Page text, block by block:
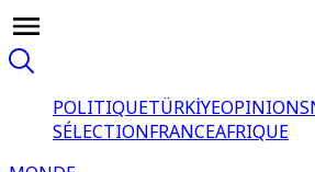
POLITIQUETÜRKİYEOPINIONS
SÉLECTIONFRANCEAFRIQUE